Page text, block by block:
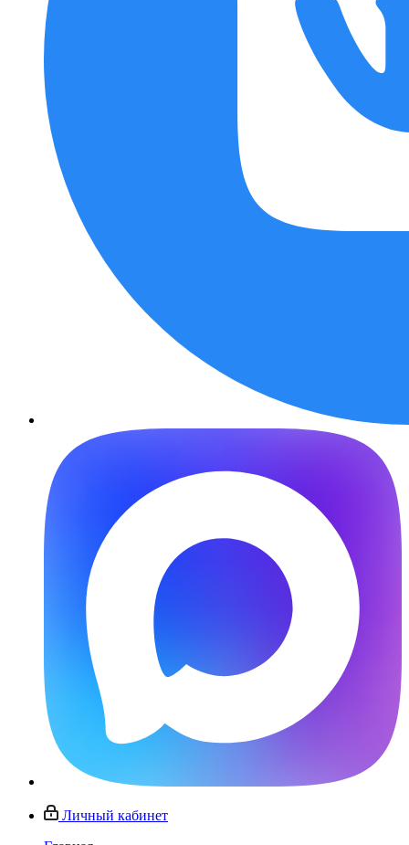
Личный кабинет